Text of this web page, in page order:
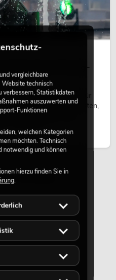
Wetterfeste Moving-
Scheinwerfer für
bei Festivals, Stadtfesten,
und
eingesetzt.
Artikel
vergleichbare
Website technisch
verbessern, Statistikdaten
auszuwerten und
Funktionen
welchen Kategorien
möchten. Technisch
notwendig und können
hierzu finden Sie in
.